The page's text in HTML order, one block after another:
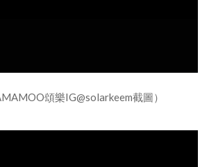
頌樂IG@solarkeem截圖）